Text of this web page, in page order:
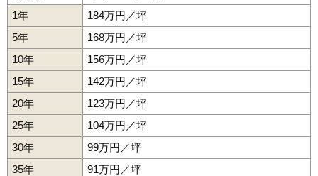
1年
184万円／坪
5年
168万円／坪
10年
156万円／坪
15年
142万円／坪
20年
123万円／坪
25年
104万円／坪
30年
99万円／坪
35年
91万円／坪